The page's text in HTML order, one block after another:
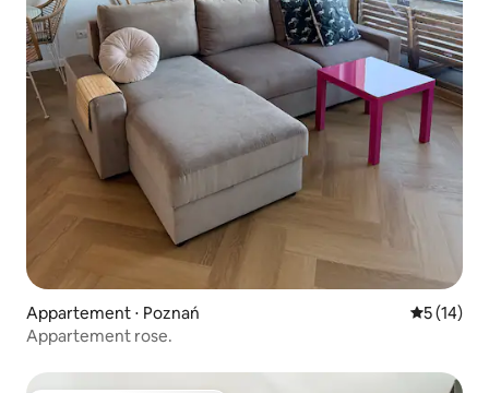
Appartement ⋅ Poznań
5 (14)
Appartement rose.